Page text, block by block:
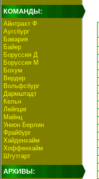
КОМАНДЫ:
Айнтрахт Ф
Аугсбург
Бавария
Байер
Боруссия Д
Боруссия М
Бохум
Вердер
Вольфсбург
Дармштадт
Кельн
Лейпциг
Майнц
Унион Берлин
Фрайбург
Хайденхайм
Хоффенхайм
Штутгарт
АРХИВЫ: